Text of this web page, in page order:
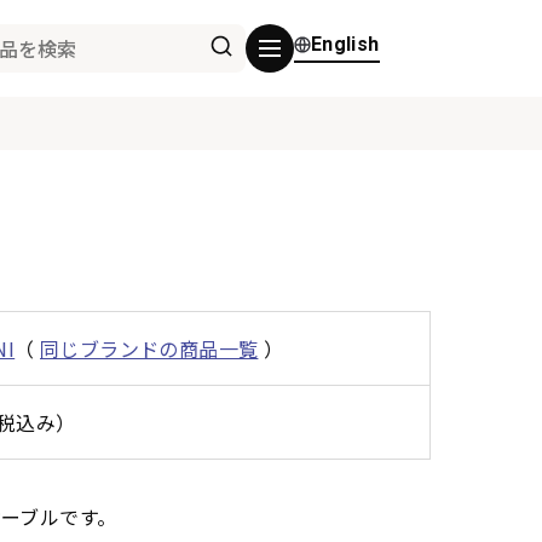
English
（ 同じブランドの商品一覧 ）
込み）
ブルです。